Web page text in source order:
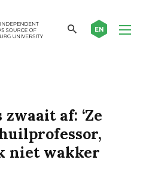
EN
af: ‘Ze
niet wakker